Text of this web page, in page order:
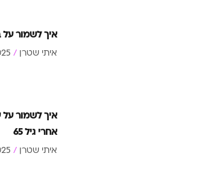
איך לשמור
איתי שטרן
איך לשמור על
אחרי גיל 65
איתי שטרן